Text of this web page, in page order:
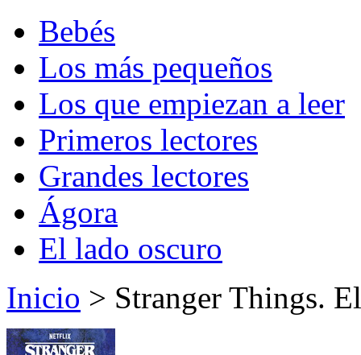
Bebés
Los más pequeños
Los que empiezan a leer
Primeros lectores
Grandes lectores
Ágora
El lado oscuro
Inicio > Stranger Things.